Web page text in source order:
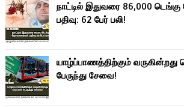
நாட்டில் இதுவரை 86,000
பதிவு: 62 பேர் பலி!
யாழ்ப்பாணத்திற்கும் வருகின்றது
பேருந்து சேவை!